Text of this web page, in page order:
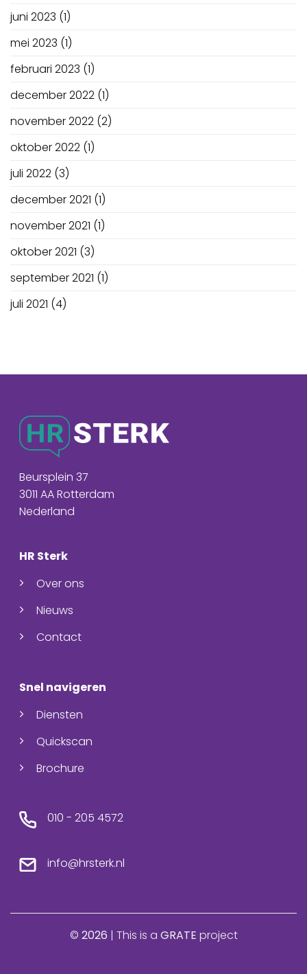
juni 2023 (1)
mei 2023 (1)
februari 2023 (1)
december 2022 (1)
november 2022 (2)
oktober 2022 (1)
juli 2022 (3)
december 2021 (1)
november 2021 (1)
oktober 2021 (3)
september 2021 (1)
juli 2021 (4)
Beursplein 37
3011 AA Rotterdam
Nederland
HR Sterk
Over ons
Nieuws
Contact
Snel navigeren
Diensten
Quickscan
Brochure
010 - 205 4572
info@hrsterk.nl
© 2026 | This is a GRATE project